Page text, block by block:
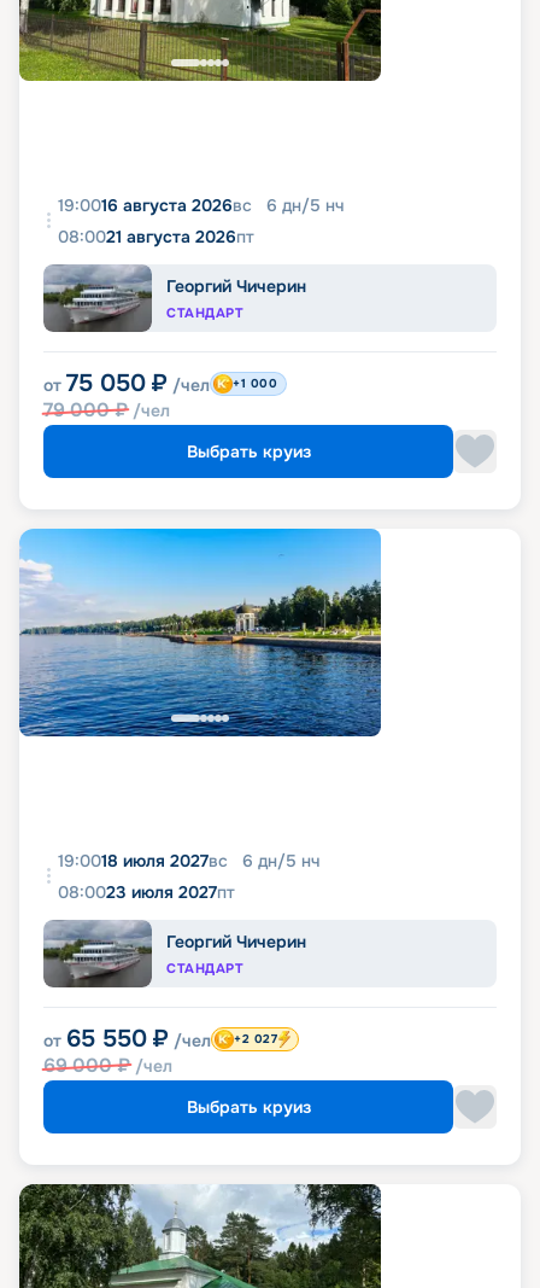
19:0016 августа 2026вс 6 дн/5 нч
08:0021 августа 2026пт
Георгий Чичерин
СТАНДАРТ
от 75 050 ₽ /чел
79 000₽ /чел
+1 000
Выбрать круиз
19:0018 июля 2027вс 6 дн/5 нч
08:0023 июля 2027пт
Георгий Чичерин
СТАНДАРТ
от 65 550 ₽ /чел
69 000₽ /чел
+2 027
Выбрать круиз